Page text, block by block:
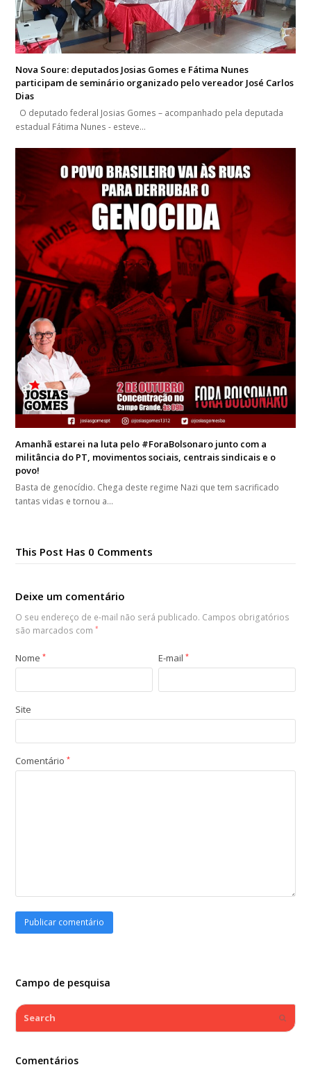
Nova Soure: deputados Josias Gomes e Fátima Nunes
participam de seminário organizado pelo vereador José Carlos
Dias
O deputado federal Josias Gomes – acompanhado pela deputada
estadual Fátima Nunes - esteve…
Amanhã estarei na luta pelo #ForaBolsonaro junto com a
militância do PT, movimentos sociais, centrais sindicais e o
povo!
Basta de genocídio. Chega deste regime Nazi que tem sacrificado
tantas vidas e tornou a…
This Post Has 0 Comments
Deixe um comentário
O seu endereço de e-mail não será publicado. Campos obrigatórios
são marcados com*
Nome* E-mail*
Site
Comentário*
Campo de pesquisa
Search
Comentários